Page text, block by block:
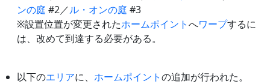
ンの庭 #2／ル・オンの庭 #3
※設置位置が変更されたホームポイントへワープするに
は、改めて到達する必要がある。
以下のエリアに、 ホームポイントの追加が行われた。